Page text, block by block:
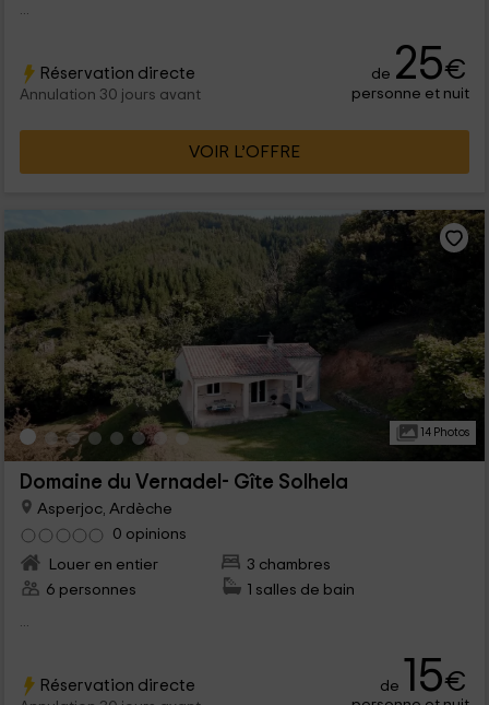
...
Réservation directe
Annulation 30 jours avant
de 25€
personne et nuit
VOIR L’OFFRE
14 Photos
Domaine du Vernadel- Gîte Solhela
Asperjoc, Ardèche
0 opinions
Louer en entier
3 chambres
6 personnes
1 salles de bain
Réservation directe de 15€